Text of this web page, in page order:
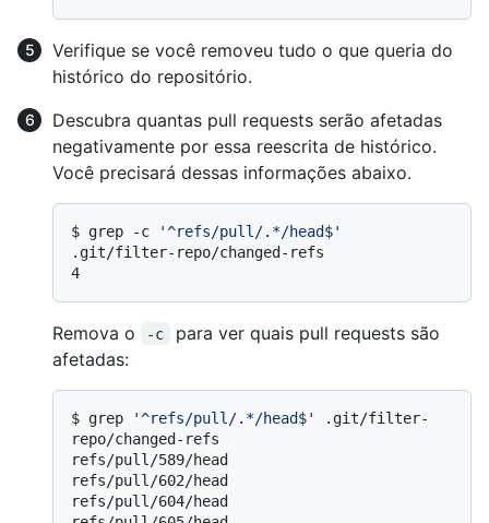
Verifique se você removeu tudo o que queria do
histórico do repositório.
Descubra quantas pull requests serão afetadas
negativamente por essa reescrita de histórico.
Você precisará dessas informações abaixo.
$ grep -c
'^refs/pull/.*/head$'
.git/filter-repo/changed-refs
Remova o -c
para ver quais pull requests são
afetadas:
$ grep '^refs/pull/.*/head$'
.git/filter-
repo/changed-refs
refs/pull/589/head
refs/pull/602/head
refs/pull/604/head